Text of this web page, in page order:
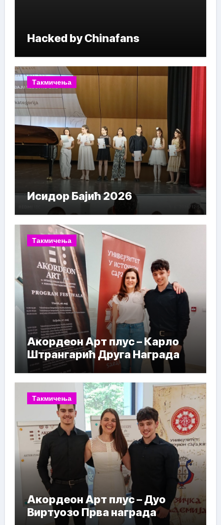
Hacked by Chinafans
Такмичења
Исидор Бајић 2026
Такмичења
Акордеон Арт плус – Карло
Штрангарић Друга Награда
Такмичења
Акордеон Арт плус – Дуо
Виртуозо Прва награда